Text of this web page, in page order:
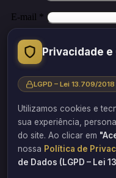
E-mail *
Site
Salvar meus dados
Este site utiliza o Akismet
em comentários são
Privacidade
LGPD – Lei 13.709/2018
Utilizamos cookies e
sua experiência,
do site. Ao clicar em
nossa Política de
de Dados (LGPD – Lei